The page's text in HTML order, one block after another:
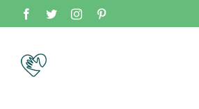
Skip
content
Facebook
TwitterInstagram